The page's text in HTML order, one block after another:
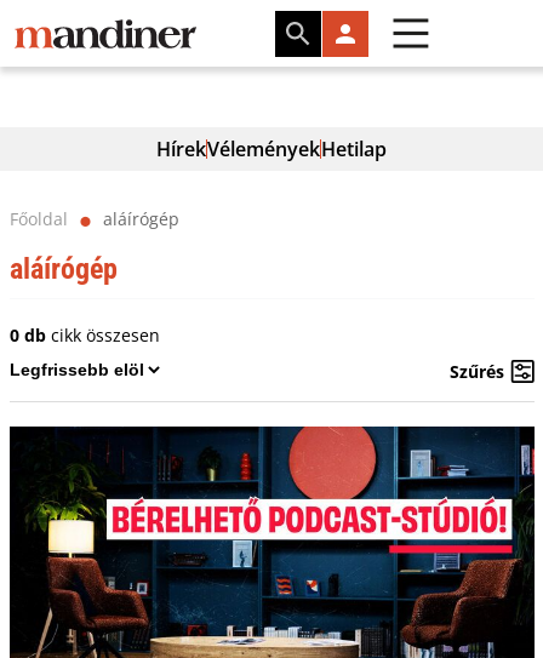
HírekVéleményekHetilap
Főoldal ⬤ aláírógép
aláírógép
0 dbcikk összesen
Szűrés